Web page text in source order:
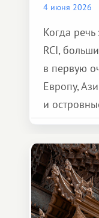
4 июня 2026
Когда
RCI,
в первую
Европу,
и
и Африка
способен
формат